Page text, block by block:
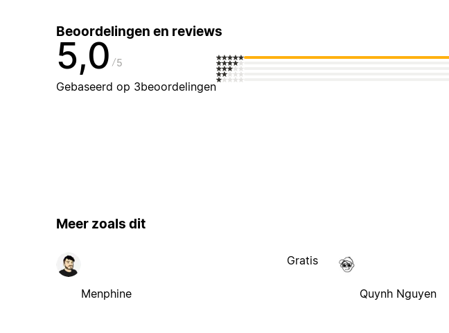
Beoordelingen en reviews
5,0 5
Gebaseerd op 3beoordelingen
Meer zoals dit
Menphine
Gratis
Quynh Nguyen